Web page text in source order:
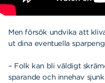
Men försök undvika att
ut dina eventuella
– Folk kan bli väldigt
sparande och innehav